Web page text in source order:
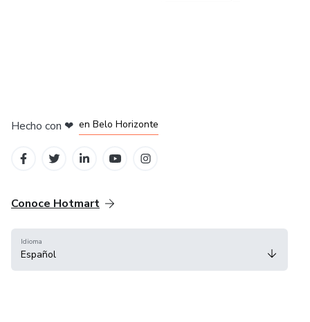
Hecho con ❤ en Belo Horizonte
Conoce Hotmart
Idioma
Español